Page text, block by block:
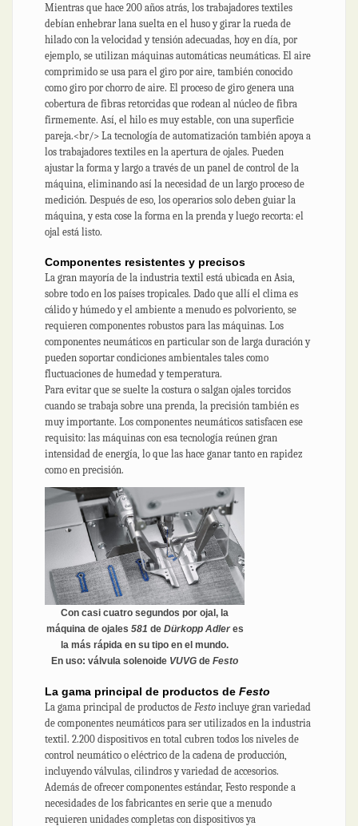
Mientras que hace 200 años atrás, los trabajadores textiles
debían enhebrar lana suelta en el huso y girar la rueda de
hilado con la velocidad y tensión adecuadas, hoy en día, por
ejemplo, se utilizan máquinas automáticas neumáticas. El aire
comprimido se usa para el giro por aire, también conocido
como giro por chorro de aire. El proceso de giro genera una
cobertura de fibras retorcidas que rodean al núcleo de fibra
firmemente. Así, el hilo es muy estable, con una superficie
pareja.<br/> La tecnología de automatización también apoya a
los trabajadores textiles en la apertura de ojales. Pueden
ajustar la forma y largo a través de un panel de control de la
máquina, eliminando así la necesidad de un largo proceso de
medición. Después de eso, los operarios solo deben guiar la
máquina, y esta cose la forma en la prenda y luego recorta: el
ojal está listo.
Componentes resistentes y precisos
La gran mayoría de la industria textil está ubicada en Asia,
sobre todo en los países tropicales. Dado que allí el clima es
cálido y húmedo y el ambiente a menudo es polvoriento, se
requieren componentes robustos para las máquinas. Los
componentes neumáticos en particular son de larga duración y
pueden soportar condiciones ambientales tales como
fluctuaciones de humedad y temperatura.
Para evitar que se suelte la costura o salgan ojales torcidos
cuando se trabaja sobre una prenda, la precisión también es
muy importante. Los componentes neumáticos satisfacen ese
requisito: las máquinas con esa tecnología reúnen gran
intensidad de energía, lo que las hace ganar tanto en rapidez
como en precisión.
Con casi cuatro segundos por ojal, la
máquina de ojales 581 de Dürkopp Adleres
la más rápida en su tipo en el mundo.
En uso: válvula solenoide VUVG de Festo
La gama principal de productos de Festo
La gama principal de productos de Festo incluye gran variedad
de componentes neumáticos para ser utilizados en la industria
textil. 2.200 dispositivos en total cubren todos los niveles de
control neumático o eléctrico de la cadena de producción,
incluyendo válvulas, cilindros y variedad de accesorios.
Además de ofrecer componentes estándar, Festo responde a
necesidades de los fabricantes en serie que a menudo
requieren unidades completas con dispositivos ya